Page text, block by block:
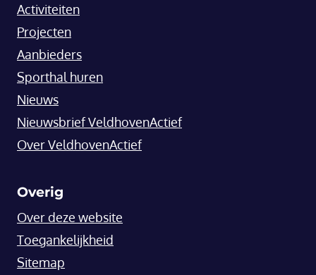
Activiteiten
Projecten
Aanbieders
Sporthal huren
Nieuws
Nieuwsbrief VeldhovenActief
Over VeldhovenActief
Overig
Over deze website
Toegankelijkheid
Sitemap